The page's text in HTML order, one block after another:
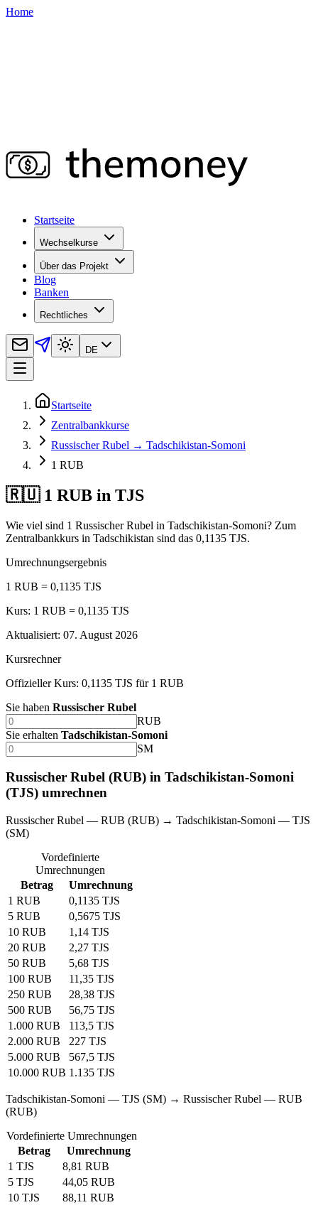
Home
Startseite
Wechselkurse
Über das Projekt
Blog
Banken
Rechtliches
DE
Startseite
Zentralbankkurse
Russischer Rubel → Tadschikistan-Somoni
1 RUB
🇷🇺 1 RUB in TJS
Wie viel sind 1 Russischer Rubel in Tadschikistan-Somoni? Zum
Zentralbankkurs in Tadschikistan sind das 0,1135 TJS.
Umrechnungsergebnis
1 RUB = 0,1135 TJS
Kurs: 1 RUB = 0,1135 TJS
Aktualisiert: 07. August 2026
Kursrechner
Offizieller Kurs: 0,1135 TJS für 1 RUB
Sie haben Russischer Rubel
RUB
Sie erhalten Tadschikistan-Somoni
SM
Russischer Rubel (RUB) in Tadschikistan-Somoni
(TJS) umrechnen
Russischer Rubel — RUB (RUB) → Tadschikistan-Somoni — TJS
(SM)
Vordefinierte
Umrechnungen
Betrag
Umrechnung
1 RUB
0,1135 TJS
5 RUB
0,5675 TJS
10 RUB
1,14 TJS
20 RUB
2,27 TJS
50 RUB
5,68 TJS
100 RUB
11,35 TJS
250 RUB
28,38 TJS
500 RUB
56,75 TJS
1.000 RUB
113,5 TJS
2.000 RUB
227 TJS
5.000 RUB
567,5 TJS
10.000 RUB 1.135 TJS
Tadschikistan-Somoni — TJS (SM) → Russischer Rubel — RUB
(RUB)
Vordefinierte Umrechnungen
Betrag
Umrechnung
1 TJS
8,81 RUB
5 TJS
44,05 RUB
10 TJS
88,11 RUB